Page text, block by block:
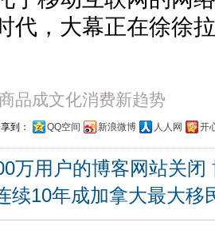
代，大幕正在徐徐
品成文化消费新趋势
到： QQ空间 新浪微博 人人网 开
万用户的博客网站关闭
续10年成加拿大最大移